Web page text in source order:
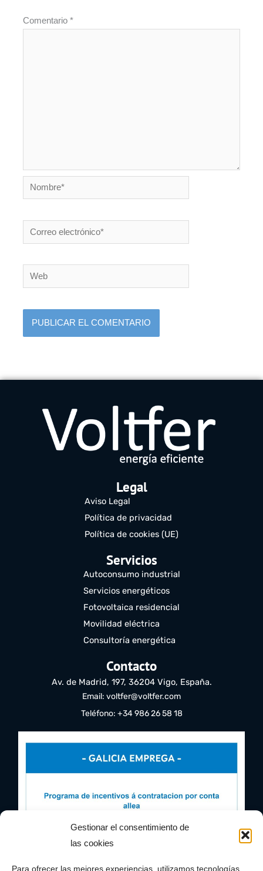
Gestionar el consentimiento de
las cookies
Para ofrecer las mejores experiencias, utilizamos tecnologías
Comentario*
Nombre*
Correo
electrónico*
Web
Legal
Aviso Legal
Política de privacidad
Política de cookies (UE)
Servicios
Autoconsumo industrial
Servicios energéticos
Fotovoltaica residencial
Movilidad eléctrica
Consultoría energética
Contacto
Av. de Madrid, 197, 36204 Vigo, España.
Email: voltfer@voltfer.com
Teléfono: +34 986 26 58 18